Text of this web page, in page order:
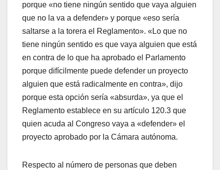
porque «no tiene ningún sentido que vaya alguien
que no la va a defender» y porque «eso serí­a
saltarse a la torera el Reglamento». «Lo que no
tiene ningún sentido es que vaya alguien que está
en contra de lo que ha aprobado el Parlamento
porque difí­cilmente puede defender un proyecto
alguien que está radicalmente en contra», dijo
porque esta opción serí­a «absurda», ya que el
Reglamento establece en su artí­culo 120.3 que
quien acuda al Congreso vaya a «defender» el
proyecto aprobado por la Cámara autónoma.
Respecto al número de personas que deben